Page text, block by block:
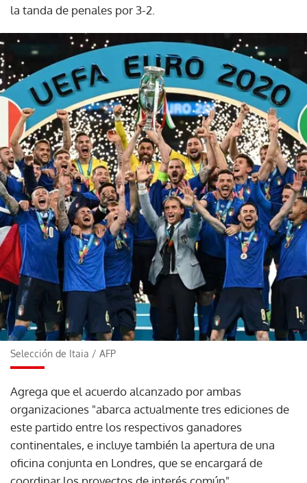
la tanda de penales por 3-2.
Selección de Itaia / AFP
Agrega que el acuerdo alcanzado por ambas
organizaciones "abarca actualmente tres ediciones de
este partido entre los respectivos ganadores
continentales, e incluye también la apertura de una
oficina conjunta en Londres, que se encargará de